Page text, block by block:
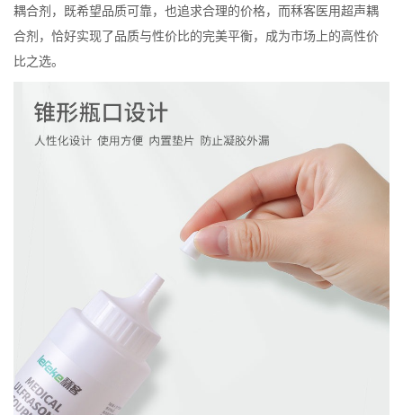
耦合剂，既希望品质可靠，也追求合理的价格，而秝客医用超声耦
合剂，恰好实现了品质与性价比的完美平衡，成为市场上的高性价
比之选。